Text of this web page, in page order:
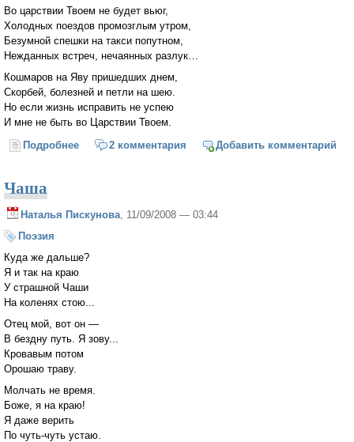
Во царствии Твоем не будет вьюг,
Холодных поездов промозглым утром,
Безумной спешки на такси попутном,
Нежданных встреч, нечаянных разлук…
Кошмаров на Яву пришедших днем,
Скорбей, болезней и петли на шею.
Но если жизнь исправить не успею
И мне не быть во Царствии Твоем.
Подробнее о Во царствии Твоем дожди и снег...
2 комментария Добавить комментарий
Чаша
Наталья Пискунова, 11/09/2008 — 03:44
Поэзия
Куда же дальше?
Я и так на краю
У страшной Чаши
На коленях стою...
Отец мой, вот он —
В бездну путь. Я зову...
Кровавым потом
Орошаю траву.
Молчать не время.
Боже, я на краю!
Я даже верить
По чуть-чуть устаю.